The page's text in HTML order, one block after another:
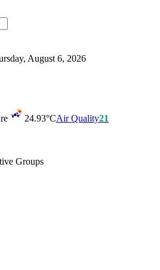
August 6, 2026
24.93°CAir Quality21
Groups